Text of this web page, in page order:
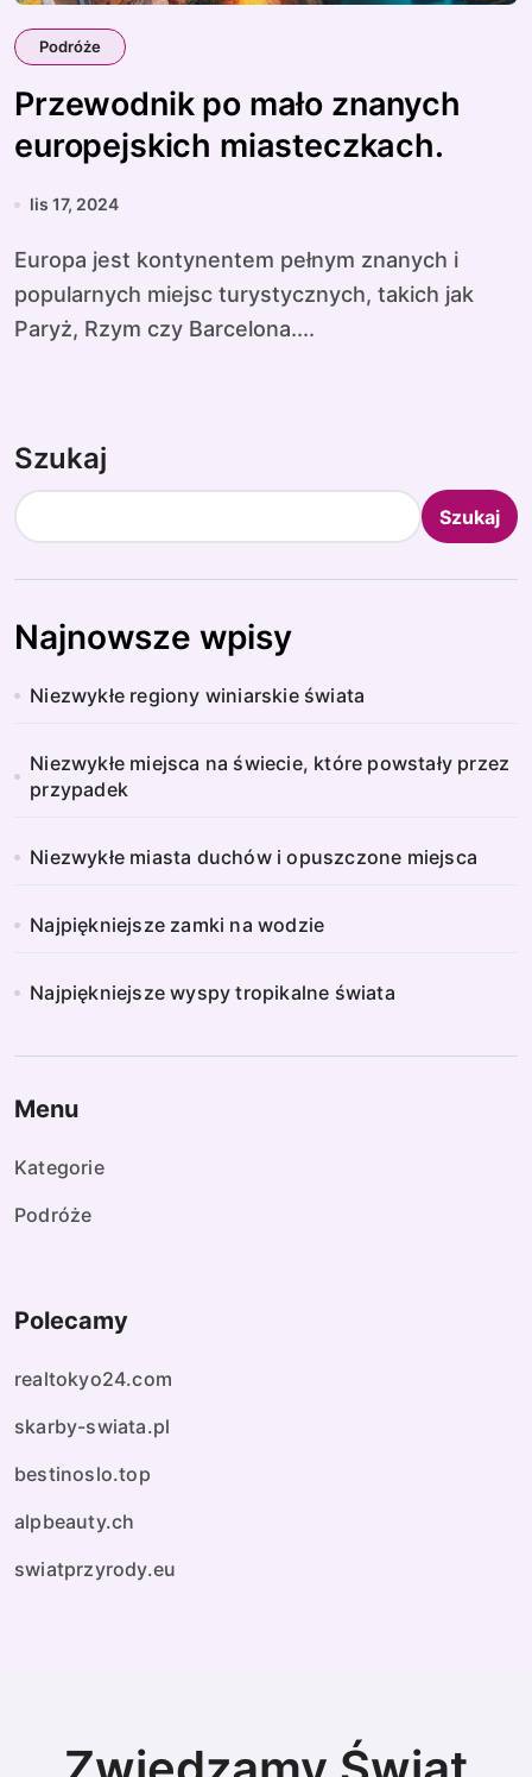
Podróże
Przewodnik po mało znanych
europejskich miasteczkach.
lis 17, 2024
Europa jest kontynentem pełnym znanych i
popularnych miejsc turystycznych, takich jak
Paryż, Rzym czy Barcelona....
Szukaj
Szukaj
Najnowsze wpisy
Niezwykłe regiony winiarskie świata
Niezwykłe miejsca na świecie, które powstały przez
przypadek
Niezwykłe miasta duchów i opuszczone miejsca
Najpiękniejsze zamki na wodzie
Najpiękniejsze wyspy tropikalne świata
Menu
Kategorie
Podróże
Polecamy
realtokyo24.com
skarby-swiata.pl
bestinoslo.top
alpbeauty.ch
swiatprzyrody.eu